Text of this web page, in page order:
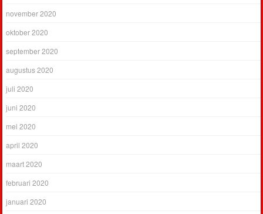
november 2020
oktober 2020
september 2020
augustus 2020
juli 2020
juni 2020
mei 2020
april 2020
maart 2020
februari 2020
januari 2020